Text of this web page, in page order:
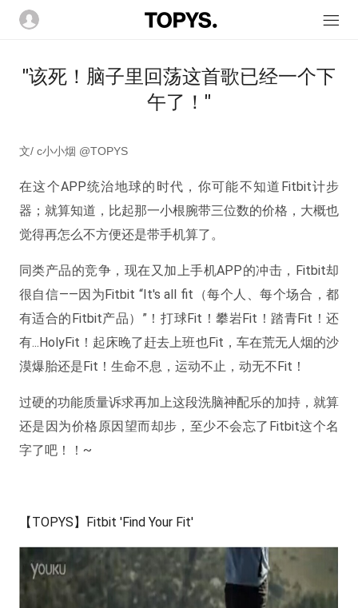
"该死！脑子里回荡这首歌已经一个下
午了！"
文/ c小小烟 @TOPYS
在这个APP统治地球的时代，你可能不知道 Fitbit计步
器；就算知道，比起那一小根腕带三位数的价格，大概也
觉得再怎么不方便还是带手机算了。
同类产品的竞争，现在又加上手机APP的冲击，Fitbit却
很自信——因为Fitbit “It's all fit（每个人、每个场合，都
有适合的Fitbit产品）”！打球Fit！攀岩Fit！踏青Fit！还
有...HolyFit！起床晚了赶去上班也Fit，车在荒无人烟的沙
漠爆胎还是Fit！生命不息，运动不止，动无不Fit！
过硬的功能质量诉求再加上这段洗脑神配乐的加持，就算
还是因为价格原因望而却步，至少不会忘了Fitbit这个名
字了吧！！~
【TOPYS】Fitbit 'Find Your Fit'